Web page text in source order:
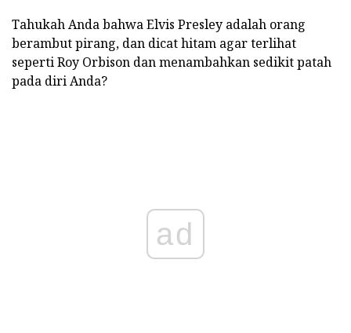
Tahukah Anda bahwa Elvis Presley adalah orang
berambut pirang, dan dicat hitam agar terlihat
seperti Roy Orbison dan menambahkan sedikit patah
pada diri Anda?
ad